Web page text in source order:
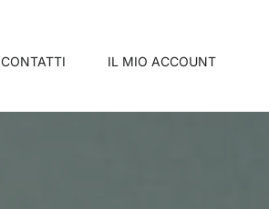
CONTATTI IL MIO ACCOUNT